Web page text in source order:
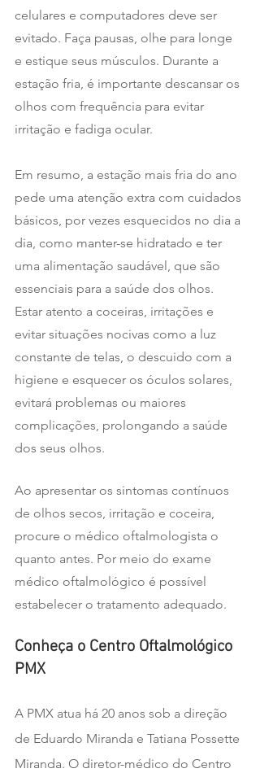
celulares e computadores deve ser
evitado. Faça pausas, olhe para longe
e estique seus músculos. Durante a
estação fria, é importante descansar os
olhos com frequência para evitar
irritação e fadiga ocular.
Em resumo, a estação mais fria do ano
pede uma atenção extra com cuidados
básicos, por vezes esquecidos no dia a
dia, como manter-se hidratado e ter
uma alimentação saudável, que são
essenciais para a saúde dos olhos.
Estar atento a coceiras, irritações e
evitar situações nocivas como a luz
constante de telas, o descuido com a
higiene e esquecer os óculos solares,
evitará problemas ou maiores
complicações, prolongando a saúde
dos seus olhos.
Ao apresentar os sintomas contínuos
de olhos secos, irritação e coceira,
procure o médico oftalmologista o
quanto antes. Por meio do exame
médico oftalmológico é possível
estabelecer o tratamento adequado.
Conheça o Centro Oftalmológico
PMX
A PMX atua há 20 anos sob a direção
de Eduardo Miranda e Tatiana Possette
Miranda. ​O diretor-médico do Centro